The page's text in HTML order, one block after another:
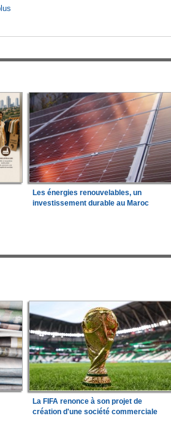
Les énergies renouvelables, un
investissement durable au Maroc
La FIFA renonce à son projet de
création d'une société commerciale